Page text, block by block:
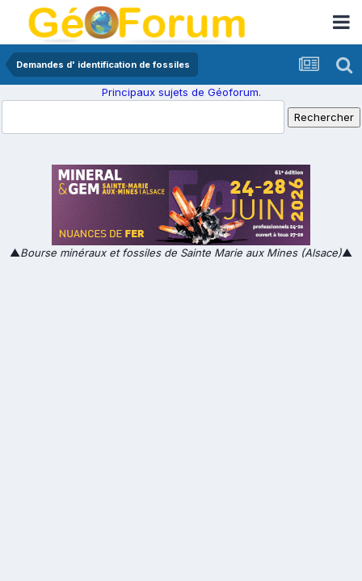
Demandes d' identification de fossiles
Principaux sujets de Géoforum.
▲Bourse minéraux et fossiles de Sainte Marie aux Mines (Alsace)▲